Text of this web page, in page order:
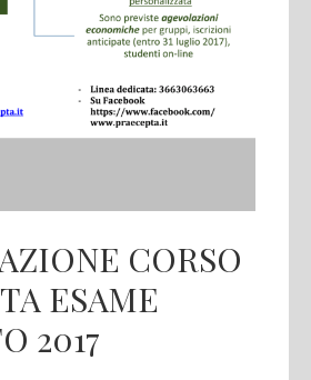
CORSO
ESAME
2017